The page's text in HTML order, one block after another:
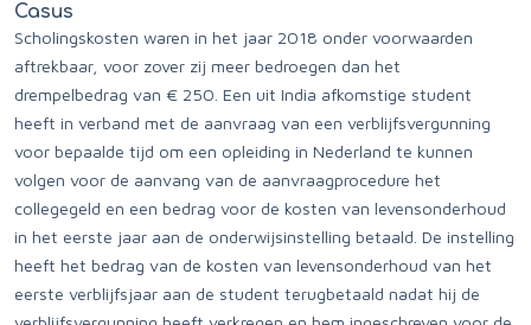
Casus
Scholingskosten waren in het jaar 2018 onder voorwaarden
aftrekbaar, voor zover zij meer bedroegen dan het
drempelbedrag van € 250. Een uit India afkomstige student
heeft in verband met de aanvraag van een verblijfsvergunning
voor bepaalde tijd om een opleiding in Nederland te kunnen
volgen voor de aanvang van de aanvraagprocedure het
collegegeld en een bedrag voor de kosten van levensonderhoud
in het eerste jaar aan de onderwijsinstelling betaald. De instelling
heeft het bedrag van de kosten van levensonderhoud van het
eerste verblijfsjaar aan de student terugbetaald nadat hij de